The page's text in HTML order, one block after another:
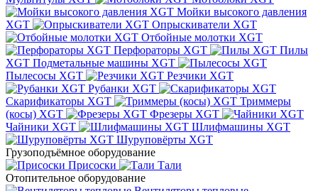
Мойки высокого давления
XGT
Опрыскиватели XGT
Отбойные молотки XGT
Перфораторы XGT
Пилы
XGT Подметальные машины XGT
Пылесосы XGT
Резчики XGT
Рубанки XGT
Скарификаторы XGT
Триммеры
(косы) XGT
Фрезеры XGT
Чайники XGT
Шлифмашины XGT
Шуруповёрты XGT
Грузоподъёмное оборудование
Присоски
Тали
Отопительное оборудование